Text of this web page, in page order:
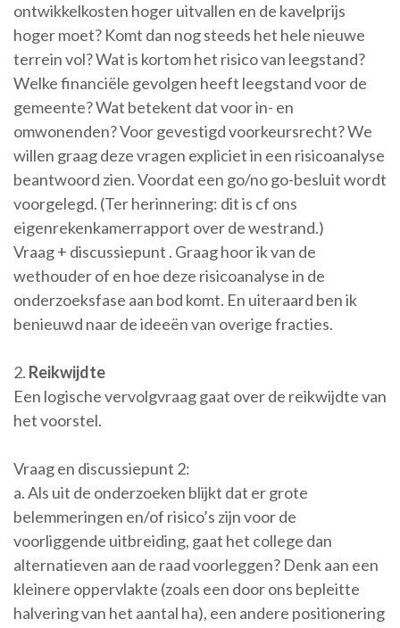
ontwikkelkosten hoger uitvallen en de kavelprijs
hoger moet? Komt dan nog steeds het hele nieuwe
terrein vol? Wat is kortom het risico van leegstand?
Welke financiële gevolgen heeft leegstand voor de
gemeente? Wat betekent dat voor in- en
omwonenden? Voor gevestigd voorkeursrecht? We
willen graag deze vragen expliciet in een risicoanalyse
beantwoord zien. Voordat een go/no go-besluit wordt
voorgelegd. (Ter herinnering: dit is cf ons
eigenrekenkamerrapport over de westrand.)
Vraag + discussiepunt . Graag hoor ik van de
wethouder of en hoe deze risicoanalyse in de
onderzoeksfase aan bod komt. En uiteraard ben ik
benieuwd naar de ideeën van overige fracties.
2. Reikwijdte
Een logische vervolgvraag gaat over de reikwijdte van
het voorstel.
Vraag en discussiepunt 2:
a. Als uit de onderzoeken blijkt dat er grote
belemmeringen en/of risico’s zijn voor de
voorliggende uitbreiding, gaat het college dan
alternatieven aan de raad voorleggen? Denk aan een
kleinere oppervlakte (zoals een door ons bepleitte
halvering van het aantal ha), een andere positionering